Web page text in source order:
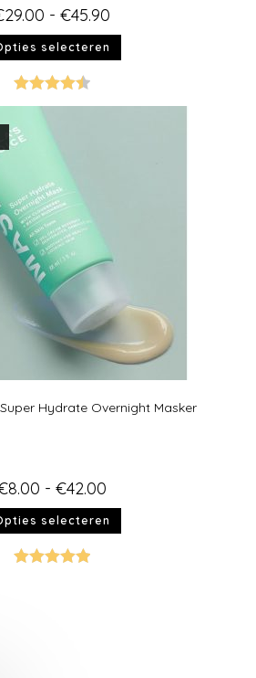
29.00 - €45.90
selecteren
Gewaardee
rd
Hydrate Overnight Masker
8.00 - €42.00
selecteren